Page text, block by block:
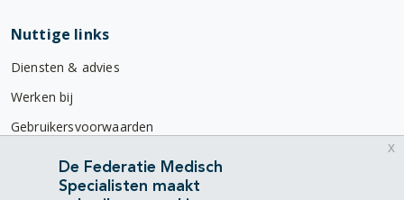
Nuttige links
Diensten & advies
Werken bij
Gebruikersvoorwaarden
Privacyverklaring
De Federatie Medisch
Specialisten maakt
x